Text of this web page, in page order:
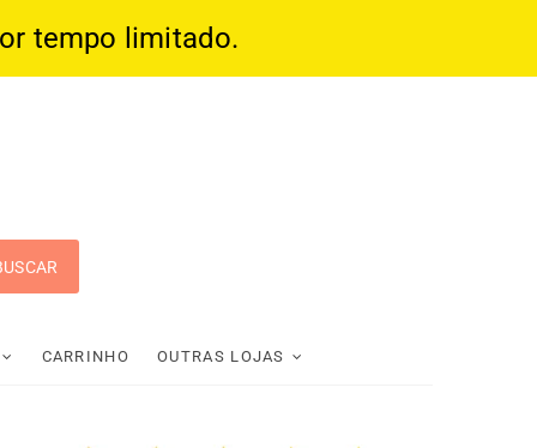
tempo limitado.
CARRINHO OUTRAS LOJAS